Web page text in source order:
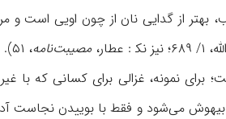
بهتر از گدایی نان از چون اویی است
مصیبت‌‌نامه، ۵۱).
نمونه، غزالی برای کسانی که با